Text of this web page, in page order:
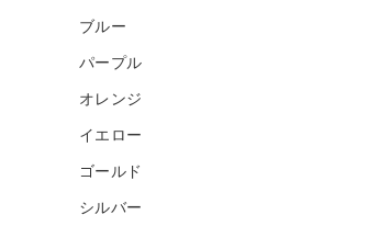
ブルー
パープル
オレンジ
イエロー
ゴールド
シルバー